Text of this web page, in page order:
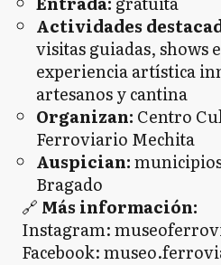
Actividades
visitas guiadas, shows
experiencia artística
artesanos y cantina
Organizan: Centro
Ferroviario Mechita
Auspician:
Bragado
🔗 Más información:
Instagram:
Facebook: